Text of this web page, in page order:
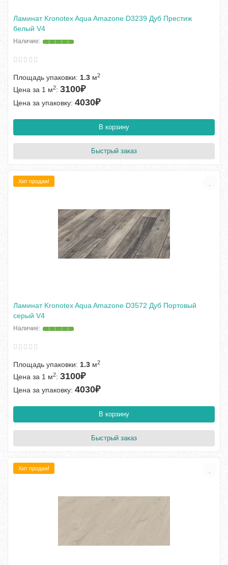
Ламинат Kronotex Aqua Amazone D3239 Дуб Престиж
белый V4
Площадь упаковки: 1.3 м2
Цена за 1 м2: 3100₽
Цена за упаковку: 4030₽
В корзину
Быстрый заказ
Хит продаж!
Ламинат Kronotex Aqua Amazone D3572 Дуб Портовый
серый V4
Площадь упаковки: 1.3 м2
Цена за 1 м2: 3100₽
Цена за упаковку: 4030₽
В корзину
Быстрый заказ
Хит продаж!